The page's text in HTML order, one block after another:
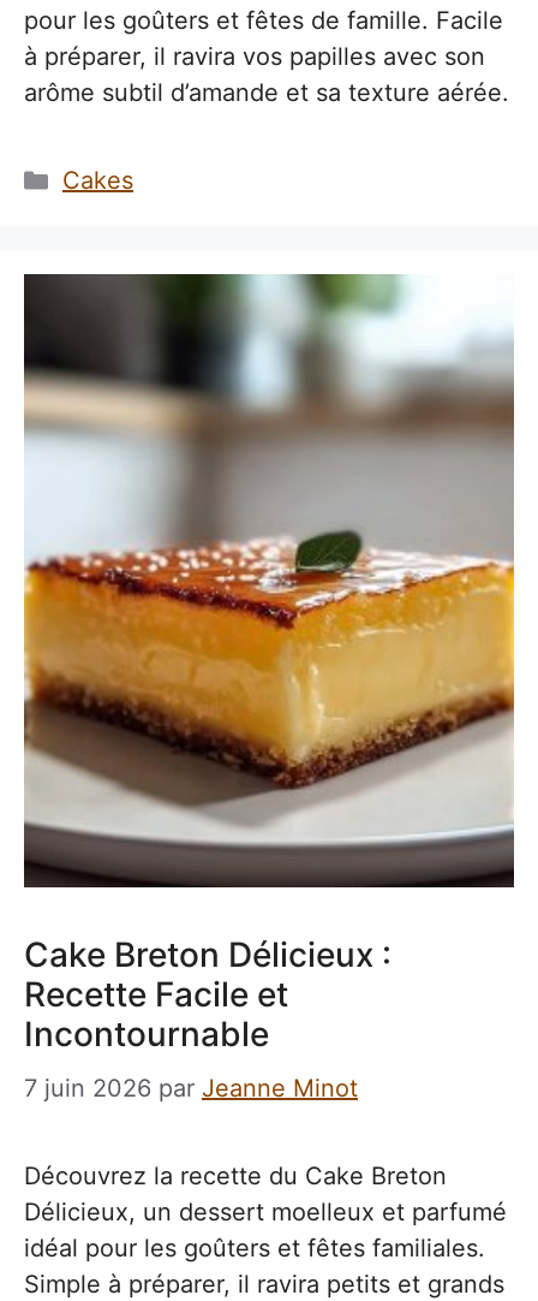
pour les goûters et fêtes de famille. Facile
à préparer, il ravira vos papilles avec son
arôme subtil d’amande et sa texture aérée.
Catégories
Cakes
Cake Breton Délicieux :
Recette Facile et
Incontournable
7 juin 2026 par Jeanne Minot
Découvrez la recette du Cake Breton
Délicieux, un dessert moelleux et parfumé
idéal pour les goûters et fêtes familiales.
Simple à préparer, il ravira petits et grands